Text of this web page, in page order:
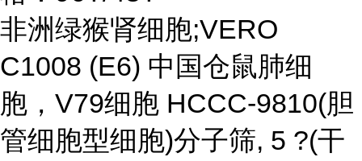
非洲绿猴肾细胞;VERO
C1008 (E6) 中国仓鼠肺细
胞，V79细胞 HCCC-9810(胆
管细胞型细胞)分子筛, 5 ?(干